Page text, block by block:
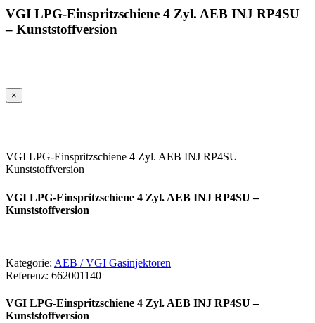
VGI LPG-Einspritzschiene 4 Zyl. AEB INJ RP4SU
– Kunststoffversion
×
VGI LPG-Einspritzschiene 4 Zyl. AEB INJ RP4SU –
Kunststoffversion
VGI LPG-Einspritzschiene 4 Zyl. AEB INJ RP4SU –
Kunststoffversion
Kategorie: AEB / VGI Gasinjektoren
Referenz: 662001140
VGI LPG-Einspritzschiene 4 Zyl. AEB INJ RP4SU –
Kunststoffversion